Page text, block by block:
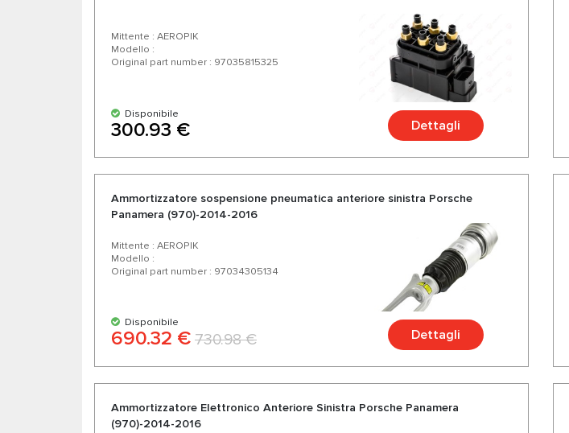
Mittente : AEROPIK
Modello :
Original part number : 97035815325
Disponibile
300.93 € Dettagli
Ammortizzatore sospensione pneumatica anteriore sinistra Porsche
Panamera (970)-2014-2016
Mittente : AEROPIK
Modello :
Original part number : 97034305134
Disponibile
690.32 € 730.98 € Dettagli
Ammortizzatore Еlettronico Anteriore Sinistra Porsche Panamera
(970)-2014-2016